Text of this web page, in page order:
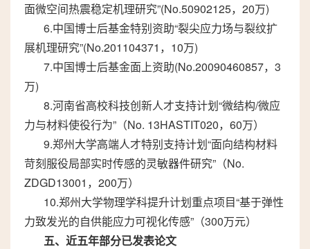
面微空间热震稳定机理研究”(No.50902125，20万)
6.中国博士后基金特别资助“裂尖应力场与裂纹扩
展机理研究”(No.201104371，10万)
7.中国博士后基金面上资助(No.20090460857，3
万)
8.河南省高校科技创新人才支持计划“微结构/微应
力与材料使役行为”（No. 13HASTIT020，60万）
9.郑州大学高端人才特别支持计划“面向结构材料
苛刻服役局部实时传感的灵敏器件研究”（No.
ZDGD13001，200万）
10.郑州大学物理学科提升计划重点项目“基于弹性
力致发光的自供能应力可视化传感”（300万元）
五、近五年部分已发表论文